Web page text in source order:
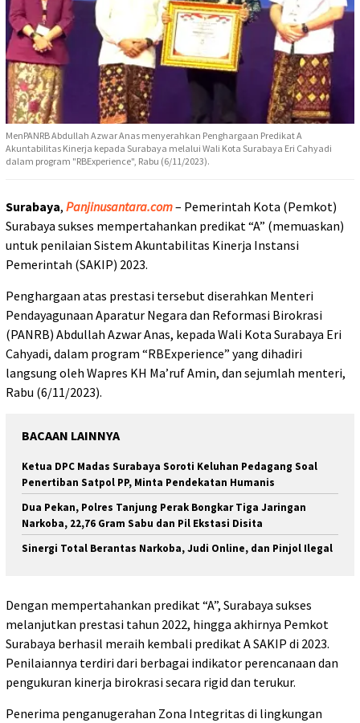
MenPANRB Abdullah Azwar Anas menyerahkan Penghargaan Predikat A
Akuntabilitas Kinerja kepada Surabaya melalui Wali Kota Surabaya Eri Cahyadi
dalam program "RBExperience", Rabu (6/11/2023).
Surabaya, Panjinusantara.com– Pemerintah Kota (Pemkot)
Surabaya sukses mempertahankan predikat “A” (memuaskan)
untuk penilaian Sistem Akuntabilitas Kinerja Instansi
Pemerintah (SAKIP) 2023.
Penghargaan atas prestasi tersebut diserahkan Menteri
Pendayagunaan Aparatur Negara dan Reformasi Birokrasi
(PANRB) Abdullah Azwar Anas, kepada Wali Kota Surabaya Eri
Cahyadi, dalam program “RBExperience” yang dihadiri
langsung oleh Wapres KH Ma’ruf Amin, dan sejumlah menteri,
Rabu (6/11/2023).
BACAAN LAINNYA
Ketua DPC Madas Surabaya Soroti Keluhan Pedagang Soal
Penertiban Satpol PP, Minta Pendekatan Humanis
Dua Pekan, Polres Tanjung Perak Bongkar Tiga Jaringan
Narkoba, 22,76 Gram Sabu dan Pil Ekstasi Disita
Sinergi Total Berantas Narkoba, Judi Online, dan Pinjol Ilegal
Dengan mempertahankan predikat “A”, Surabaya sukses
melanjutkan prestasi tahun 2022, hingga akhirnya Pemkot
Surabaya berhasil meraih kembali predikat A SAKIP di 2023.
Penilaiannya terdiri dari berbagai indikator perencanaan dan
pengukuran kinerja birokrasi secara rigid dan terukur.
Penerima penganugerahan Zona Integritas di lingkungan